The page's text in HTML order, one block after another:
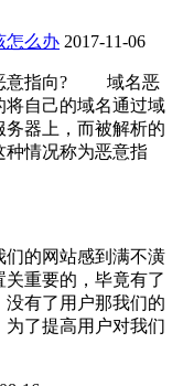
怎么办 2017-11-06
恶意指向? 域名恶
将自己的域名通过域
器上，而被解析的
种情况称为恶意指
们的网站感到满不潢
重要的，毕竟有了
没有了用户那我们的
为了提高用户对我们